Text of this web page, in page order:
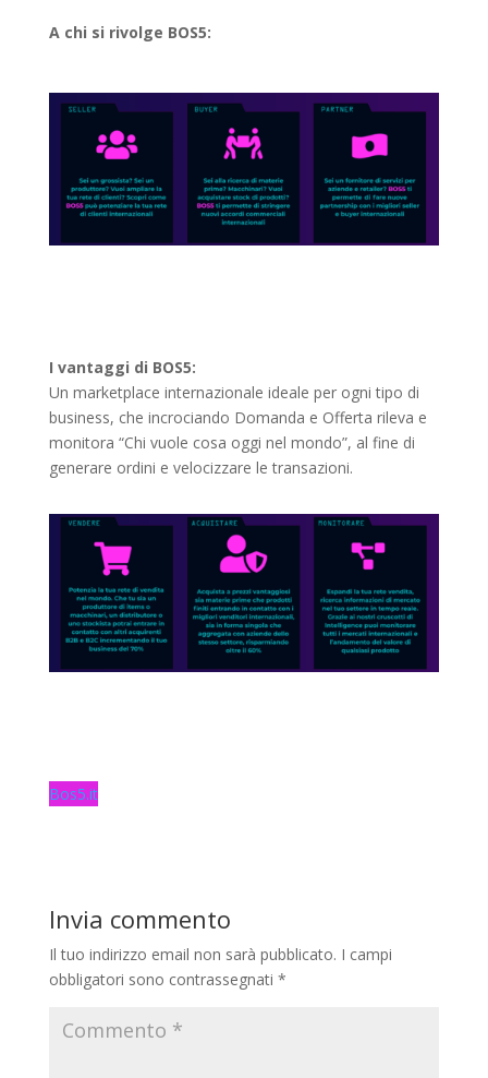
A chi si rivolge BOS5:
I vantaggi di BOS5:
Un marketplace internazionale ideale per ogni tipo di
business, che incrociando Domanda e Offerta rileva e
monitora “Chi vuole cosa oggi nel mondo”, al fine di
generare ordini e velocizzare le transazioni.
Bos5.it
Invia commento
Il tuo indirizzo email non sarà pubblicato. I campi
obbligatori sono contrassegnati *